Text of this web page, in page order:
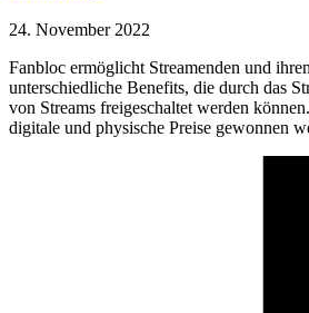
24. November 2022
Fanbloc ermöglicht Streamenden und
unterschiedliche Benefits, die durch das
von Streams freigeschaltet werden
digitale und physische Preise gewonnen